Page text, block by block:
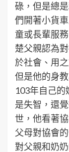
碌，但是總
們開著小貨
童或長輩服
楚父親認為
於社會、用
但是他的身
103年自己
是失智，還
世，他看著
父母對協會
對父親和奶